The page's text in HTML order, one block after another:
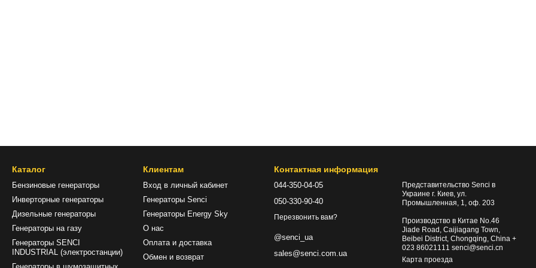
Каталог
Бензиновые генераторы
Инверторные генераторы
Дизельные генераторы
Генераторы на газу
Генераторы SENCI
INDUSTRIAL (электростанции)
Клиентам
Вход в личный кабинет
Генераторы Senci
Генераторы Energy Sky
О нас
Оплата и доставка
Обмен и возврат
Контактная информация
044-350-04-05
050-330-90-40
Перезвонить вам?
@senci_ua
sales@senci.com.ua
Представительство Senci в
Украине г. Киев, ул.
Промышленная, 1, оф. 203
Производство в Китае No.46
Jiade Road, Caijiagang Town,
Beibei District, Chongqing, China +
023 86021111 senci@senci.cn
Карта проезда